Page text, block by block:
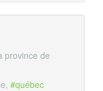
province de
#québec